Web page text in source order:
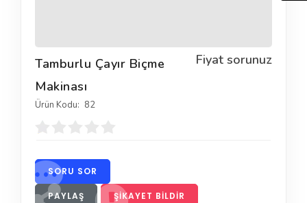
Fiyat sorunuz
Tamburlu Çayır Biçme
Makinası
Ürün Kodu: 82
SORU SOR
PAYLAŞ ŞIKAYET BILDIR